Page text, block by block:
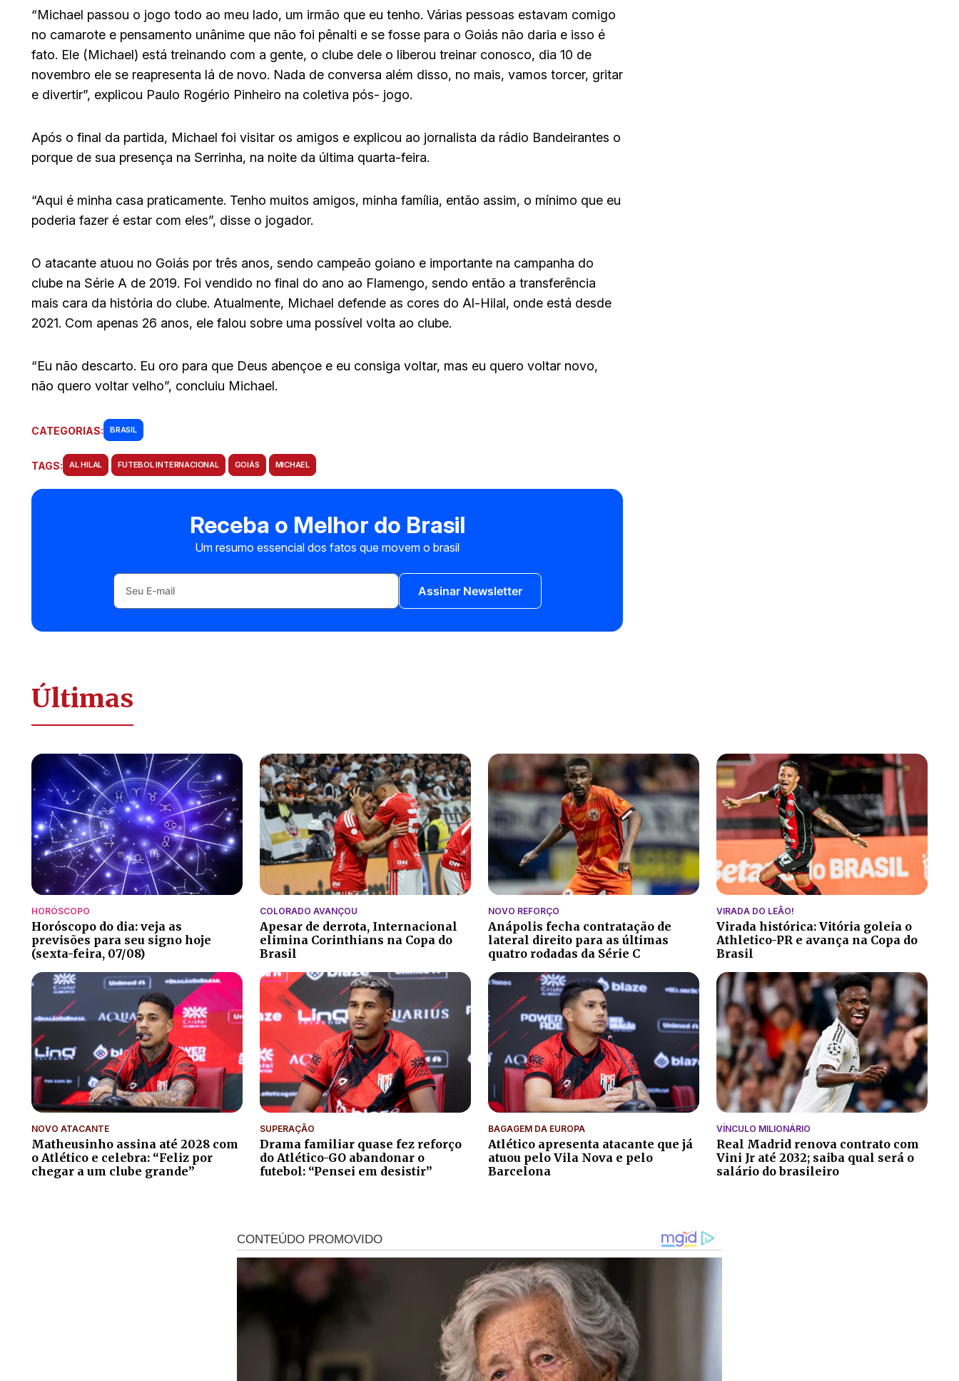
“Michael passou o jogo todo ao meu lado, um irmão que eu tenho. Várias pessoas estavam comigo
no camarote e pensamento unânime que não foi pênalti e se fosse para o Goiás não daria e isso é
fato. Ele (Michael) está treinando com a gente, o clube dele o liberou treinar conosco, dia 10 de
novembro ele se reapresenta lá de novo. Nada de conversa além disso, no mais, vamos torcer, gritar
e divertir”, explicou Paulo Rogério Pinheiro na coletiva pós- jogo.
Após o final da partida, Michael foi visitar os amigos e explicou ao jornalista da rádio Bandeirantes o
porque de sua presença na Serrinha, na noite da última quarta-feira.
“Aqui é minha casa praticamente. Tenho muitos amigos, minha família, então assim, o mínimo que eu
poderia fazer é estar com eles”, disse o jogador.
O atacante atuou no Goiás por três anos, sendo campeão goiano e importante na campanha do
clube na Série A de 2019. Foi vendido no final do ano ao Flamengo, sendo então a transferência
mais cara da história do clube. Atualmente, Michael defende as cores do Al-Hilal, onde está desde
2021. Com apenas 26 anos, ele falou sobre uma possível volta ao clube.
“Eu não descarto. Eu oro para que Deus abençoe e eu consiga voltar, mas eu quero voltar novo,
não quero voltar velho”, concluiu Michael.
CATEGORIAS: BRASIL
TAGS: AL HILAL FUTEBOL INTERNACIONAL GOIÁS MICHAEL
Receba o Melhor do Brasil
Um resumo essencial dos fatos que movem o brasil
Assinar Newsletter
Últimas
HORÓSCOPO
Horóscopo do dia: veja as
previsões para seu signo hoje
(sexta-feira, 07/08)
COLORADO AVANÇOU
Apesar de derrota, Internacional
elimina Corinthians na Copa do
Brasil
NOVO REFORÇO
Anápolis fecha contratação de
lateral direito para as últimas
quatro rodadas da Série C
VIRADA DO LEÃO!
Virada histórica: Vitória goleia o
Athletico-PR e avança na Copa do
Brasil
NOVO ATACANTE
Matheusinho assina até 2028 com
o Atlético e celebra: “Feliz por
chegar a um clube grande”
SUPERAÇÃO
Drama familiar quase fez reforço
do Atlético-GO abandonar o
futebol: “Pensei em desistir”
BAGAGEM DA EUROPA
Atlético apresenta atacante que já
atuou pelo Vila Nova e pelo
Barcelona
VÍNCULO MILIONÁRIO
Real Madrid renova contrato com
Vini Jr até 2032; saiba qual será o
salário do brasileiro